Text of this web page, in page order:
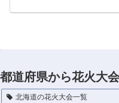
都道府県から花火大
北海道の花火大会一覧